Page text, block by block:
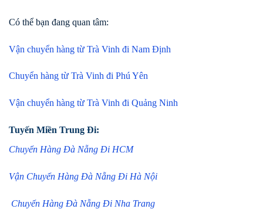
Có thể bạn đang quan tâm:
Vận chuyển hàng từ Trà Vinh đi Nam Định
Chuyển hàng từ Trà Vinh đi Phú Yên
Vận chuyển hàng từ Trà Vinh đi Quảng Ninh
Tuyến Miền Trung Đi:
Chuyển Hàng Đà Nẵng Đi HCM
Vận Chuyển Hàng Đà Nẵng Đi Hà Nội
Chuyển Hàng Đà Nẵng Đi Nha Trang